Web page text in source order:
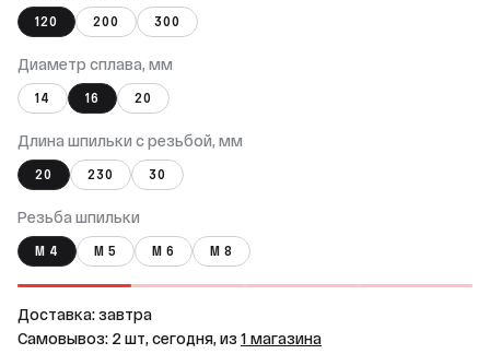
120 200 300
Диаметр сплава, мм
14 16 20
Длина шпильки с резьбой, мм
20 230 30
Резьба шпильки
М 4 М 5 М 6 М 8
Доставка: завтра
Самовывоз: 2 шт, сегодня, из 1 магазина